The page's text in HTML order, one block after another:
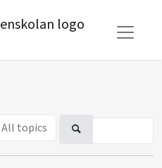
All topics